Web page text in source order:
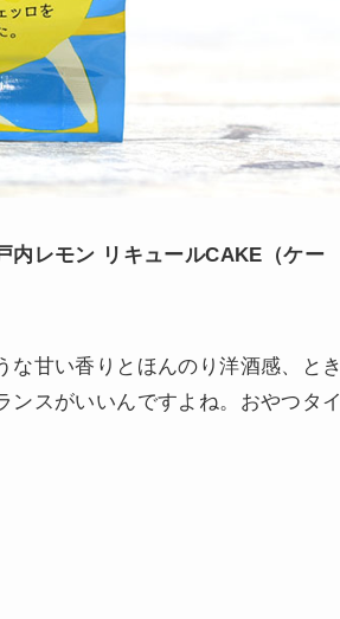
内レモン リキュールCAKE（ケー
甘い香りとほんのり洋酒感、とき
ンスがいいんですよね。おやつタイ